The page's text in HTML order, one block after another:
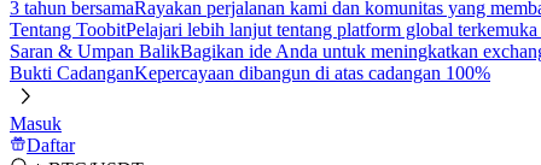
3 tahun bersamaRayakan perjalanan kami dan komunitas yang
Tentang ToobitPelajari lebih lanjut tentang platform global terkemuka
Saran & Umpan BalikBagikan ide Anda untuk meningkatkan
Bukti CadanganKepercayaan dibangun di atas cadangan 100%
Masuk
Daftar